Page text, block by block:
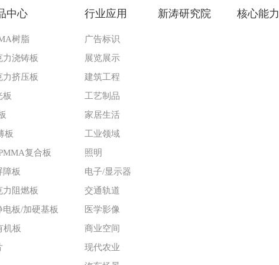
中心
树脂
力浇铸板
力挤压板
板
板
复合板
障板
力阻燃板
电板/加硬基板
机板
行业应用
广告标识
展览展示
建筑工程
工艺制品
家居生活
工业领域
照明
电子/显示器
交通轨道
医学影像
商业空间
现代农业
新涛研究院 核心能力